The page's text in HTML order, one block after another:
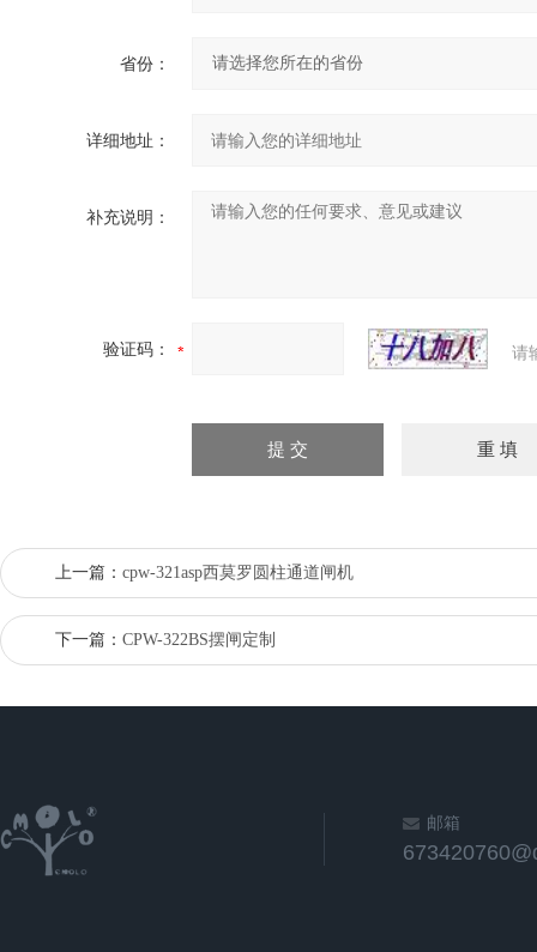
省份：
详细地址：
补充说明：
验证码： 请
上一篇： cpw-321asp西莫罗圆柱通道闸机
下一篇： CPW-322BS摆闸定制
邮箱